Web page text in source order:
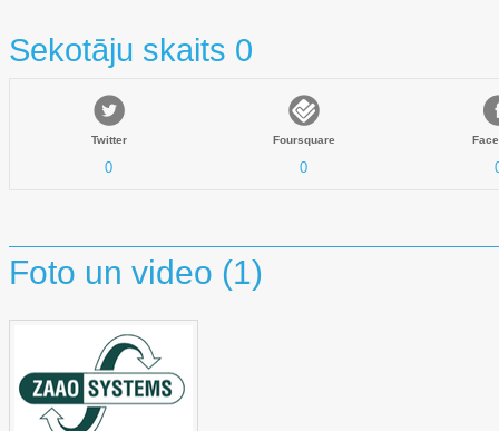
Sekotāju skaits 0
Twitter
0
Foursquare
0
Foto un video (1)